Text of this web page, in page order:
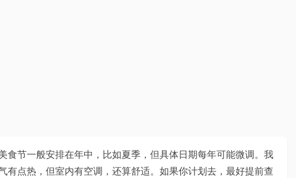
食节一般安排在年中，比如夏季，但具体日期每年可能微调。我
有点热，但室内有空调，还算舒适。如果你计划去，最好提前查